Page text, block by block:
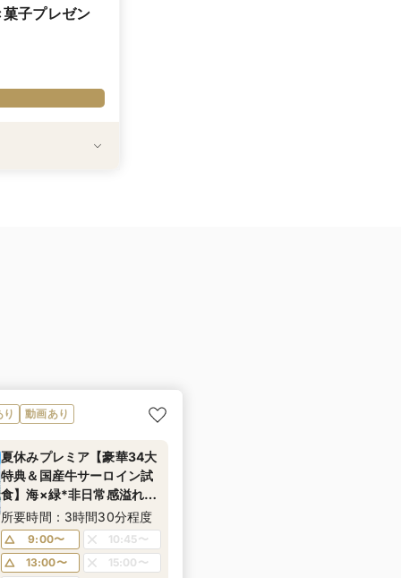
子プレゼン
り 動画あり
夏休みプレミア【豪華34大
特典＆国産牛サーロイン試
食】海×緑*非日常感溢れる
みなとみらい絶景《年イチ
お得なBIGフェア！ドレス
優待＆宿泊券プレゼント
も！》
所要時間：3時間30分程度
9:00〜
10:45〜
13:00〜
15:00〜